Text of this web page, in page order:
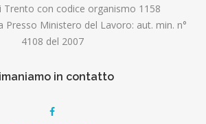
Trento con codice organismo 1158
Presso Ministero del Lavoro: aut. min. n°
4108 del 2007
in contatto